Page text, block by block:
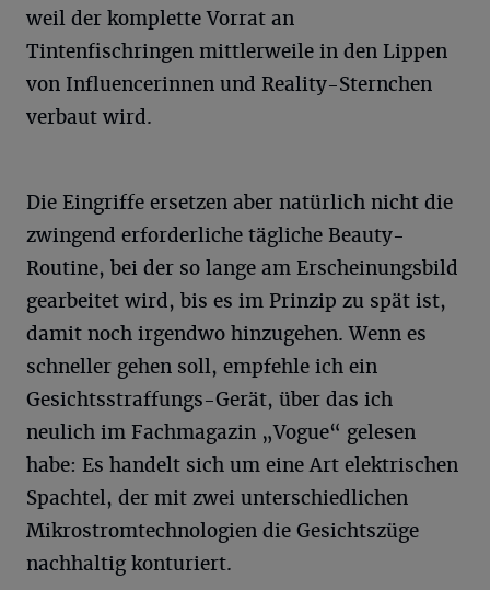
weil der komplette Vorrat an
Tintenfischringen mittlerweile in den Lippen
von Influencerinnen und Reality-Sternchen
verbaut wird.
Die Eingriffe ersetzen aber natürlich nicht die
zwingend erforderliche tägliche Beauty-
Routine, bei der so lange am Erscheinungsbild
gearbeitet wird, bis es im Prinzip zu spät ist,
damit noch irgendwo hinzugehen. Wenn es
schneller gehen soll, empfehle ich ein
Gesichtsstraffungs-Gerät, über das ich
neulich im Fachmagazin „Vogue“ gelesen
habe: Es handelt sich um eine Art elektrischen
Spachtel, der mit zwei unterschiedlichen
Mikrostromtechnologien die Gesichtszüge
nachhaltig konturiert.